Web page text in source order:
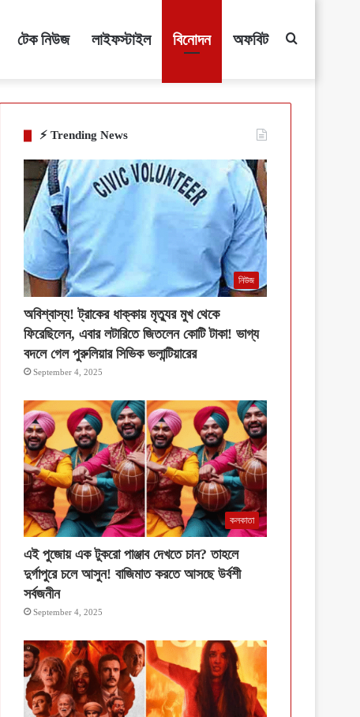
টেক নিউজ লাইফস্টাইল বিনোদন অফবিট
⚡ Trending News
নিউজ
অবিশ্বাস্য! ট্রাকের ধাক্কায় মৃত্যুর মুখ থেকে
ফিরেছিলেন, এবার লটারিতে জিতলেন কোটি টাকা! ভাগ্য
বদলে গেল পুরুলিয়ার সিভিক ভলান্টিয়ারের
September 4, 2025
কলকাতা
এই পুজোয় এক টুকরো পাঞ্জাব দেখতে চান? তাহলে
দুর্গাপুরে চলে আসুন! বাজিমাত করতে আসছে উর্বশী
সর্বজনীন
September 4, 2025